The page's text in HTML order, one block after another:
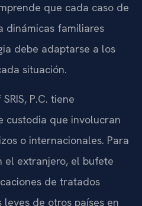
que cada caso de
dinámicas familiares
debe adaptarse a los
situación.
P.C. tiene
custodia que involucran
o internacionales. Para
el extranjero, el bufete
de tratados
de otros países en